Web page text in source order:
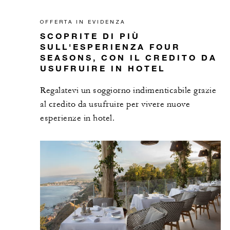
OFFERTA IN EVIDENZA
SCOPRITE DI PIÙ
SULL'ESPERIENZA FOUR
SEASONS, CON IL CREDITO DA
USUFRUIRE IN HOTEL
Regalatevi un soggiorno indimenticabile grazie
al credito da usufruire per vivere nuove
esperienze in hotel.